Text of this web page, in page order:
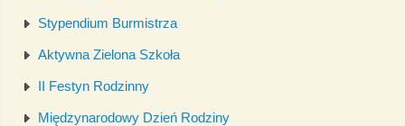
Stypendium Burmistrza
Aktywna Zielona Szkoła
II Festyn Rodzinny
Międzynarodowy Dzień Rodziny